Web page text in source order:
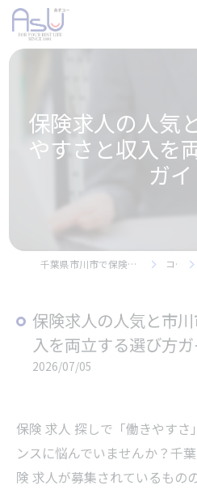
保険求人の人気
やすさと収入を
ガ
千葉県市川市で保険の求人なら株式会社アスユー コラム
保険求人の人気と市
入を両立する選び方
2026/07/05
保険 求人 探しで「働きやすさ
ンスに悩んでいませんか？千
険 求人が募集されているもの